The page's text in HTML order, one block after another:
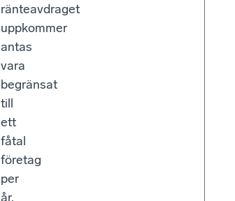
ränteavdraget
uppkommer
antas
vara
begränsat
till
ett
fåtal
företag
per
år.